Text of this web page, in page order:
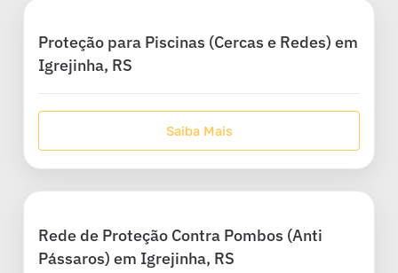
Proteção para Piscinas (Cercas e Redes) em
Igrejinha, RS
Saiba Mais
Rede de Proteção Contra Pombos (Anti
Pássaros) em Igrejinha, RS